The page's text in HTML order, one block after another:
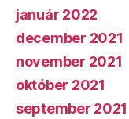
január 2022
december 2021
november 2021
október 2021
september 2021